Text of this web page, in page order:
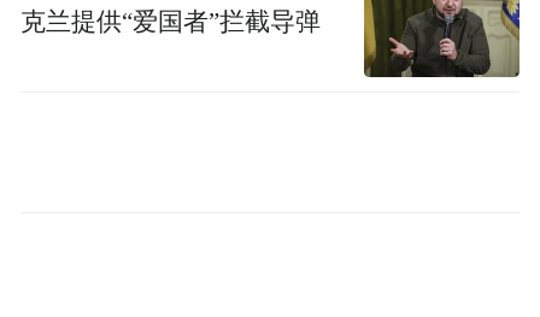
主体既有大学生、硕士生、博士生，也有中
专生、中小学生。中国校园戏剧节的“校园”
克兰提供“爱国者”拦截导弹